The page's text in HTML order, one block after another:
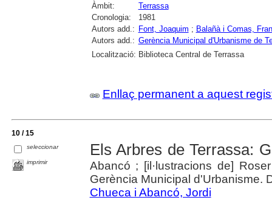
Àmbit:
Terrassa
Cronologia:
1981
Autors add.: Font, Joaquim ; Balañà i Comas,
Autors add.: Gerència Municipal d'Urbanisme de
Localització: Biblioteca Central de Terrassa
Enllaç permanent a aquest
10 / 15
seleccionar
imprimir
Els Arbres de Terrassa:
Abancó ; [il·lustracions de]
Gerència Municipal d'Urbanisme.
Chueca i Abancó, Jordi